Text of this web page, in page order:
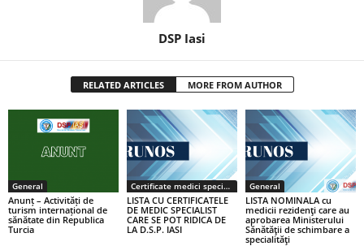
DSP Iasi
RELATED ARTICLES MORE FROM AUTHOR
General
Anunț – Activități de
turism internațional de
sănătate din Republica
Turcia
Certificate medici specialiști / primari
LISTA CU CERTIFICATELE
DE MEDIC SPECIALIST
CARE SE POT RIDICA DE
LA D.S.P. IASI
General
LISTA NOMINALA cu
medicii rezidenţi care au
aprobarea Ministerului
Sănătăţii de schimbare a
specialităţi